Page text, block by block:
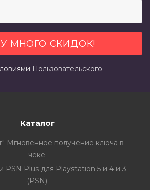
Пользовательского
Каталог
Мгновенное получение ключа в
чеке
PSN Plus для Playstation 5 и 4 и 3
(PSN)